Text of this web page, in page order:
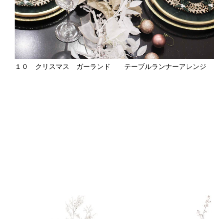
１０ クリスマス ガーランド テーブルランナーアレンジ